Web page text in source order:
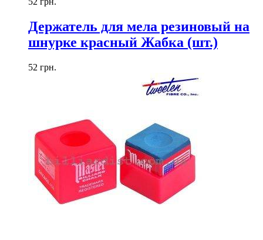
Держатель для мела резиновый на
шнурке красный Жабка (шт.)
52 грн.